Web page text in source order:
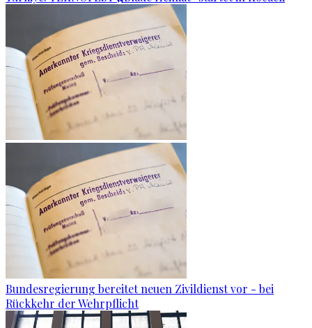
Bundesregierung bereitet neuen Zivildienst vor - bei
Rückkehr der Wehrpflicht